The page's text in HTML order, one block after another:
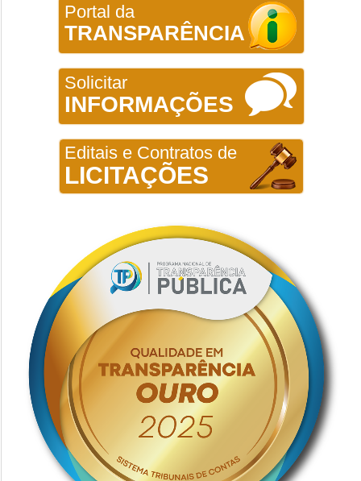
Portal da
TRANSPARÊNCIA
Solicitar
INFORMAÇÕES
Editais e Contratos de
LICITAÇÕES